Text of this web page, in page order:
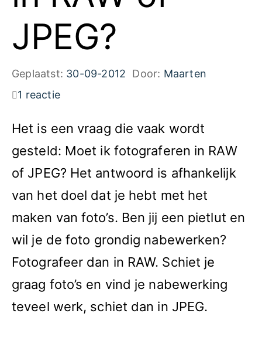
JPEG?
Geplaatst: 30-09-2012 Door: Maarten
1 reactie
Het is een vraag die vaak wordt
gesteld: Moet ik fotograferen in RAW
of JPEG? Het antwoord is afhankelijk
van het doel dat je hebt met het
maken van foto’s. Ben jij een pietlut en
wil je de foto grondig nabewerken?
Fotografeer dan in RAW. Schiet je
graag foto’s en vind je nabewerking
teveel werk, schiet dan in JPEG.